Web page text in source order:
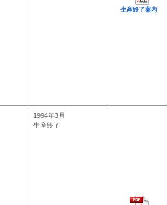
生産終了案内
1994年3月
生産終了